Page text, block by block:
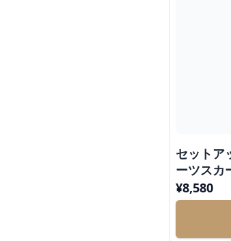
セットア
ーツスカ
¥8,580